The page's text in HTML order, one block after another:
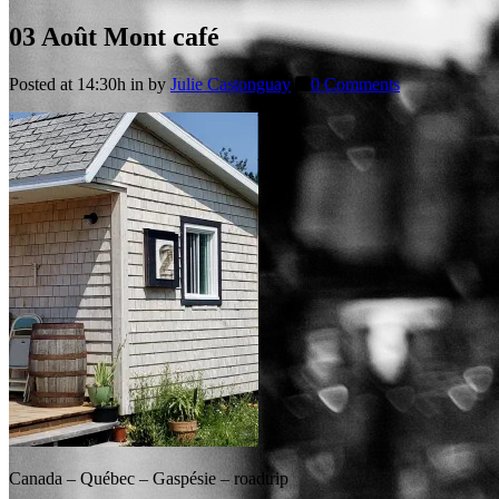
03 Août Mont café
Posted at 14:30h in by Julie Castonguay 0 Comments
Canada – Québec – Gaspésie – roadtrip